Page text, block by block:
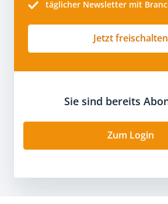
täglicher Newsletter mit
Jetzt freischalten
Sie sind bereits
Zum Login